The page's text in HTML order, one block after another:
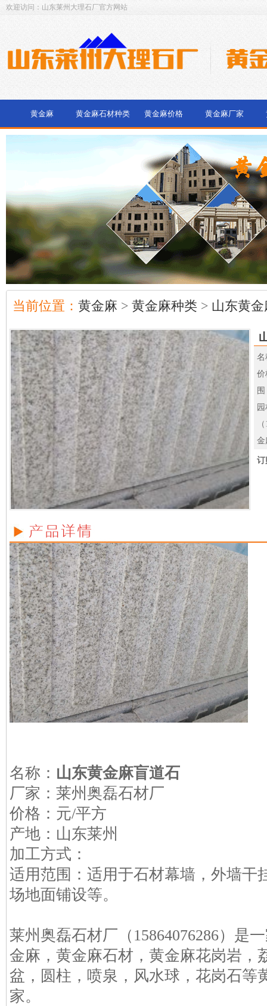
欢迎访问：山东莱州大理石厂官方网站
黄金麻 黄金麻石材种类 黄金麻价格 黄金麻厂家
当前位置： 黄金麻 > 黄金麻种类 > 山东黄金
名
价
金
订
名称： 山东黄金麻盲道石
厂家：莱州奥磊石材厂
价格：元/平方
产地：山东莱州
加工方式：
适用范围：适用于石材幕墙，外墙干
场地面铺设等。
莱州奥磊石材厂（15864076286）是
金麻，黄金麻石材，黄金麻花岗岩，
盆，圆柱，喷泉，风水球，花岗石等
家。